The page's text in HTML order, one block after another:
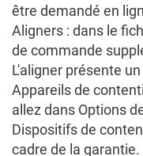
être demandé en
Aligners : dans le
de commande
L'aligner présente
Appareils de
allez dans Options
Dispositifs ​de
cadre de la garantie.